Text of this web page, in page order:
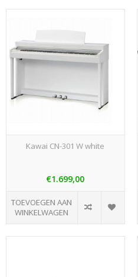
Kawai CN-301 W white
€1.699,00
TOEVOEGEN AAN
WINKELWAGEN